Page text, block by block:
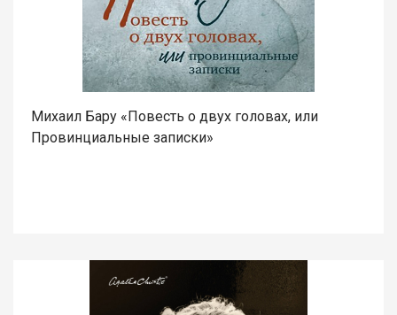
Михаил Бару «Повесть о двух головах, или
Провинциальные записки»